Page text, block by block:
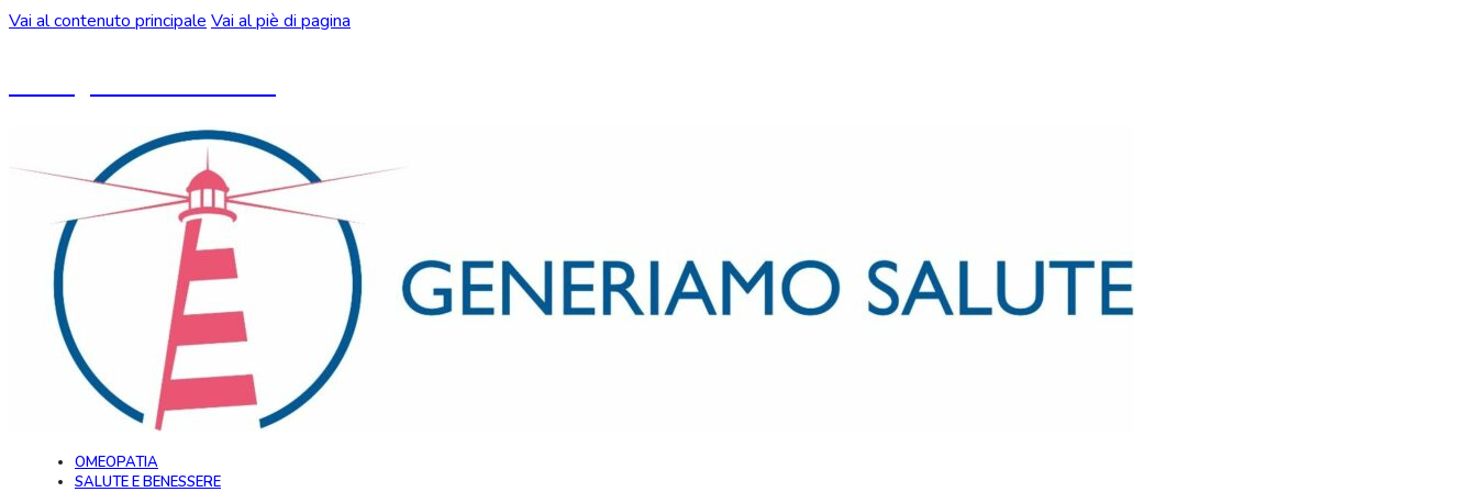
Vai al contenuto principale Vai al piè di pagina
OMEOPATIA
SALUTE E BENESSERE